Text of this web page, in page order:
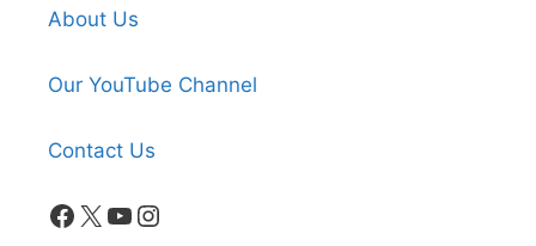
About Us
Our YouTube Channel
Contact Us
Facebook
X YouTube
Instagram